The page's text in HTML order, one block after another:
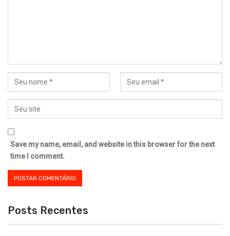
Save my name, email, and website in this browser for the next
time I comment.
Posts Recentes